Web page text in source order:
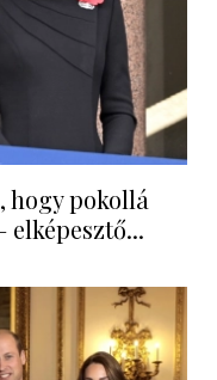
hogy pokollá
elképesztő...